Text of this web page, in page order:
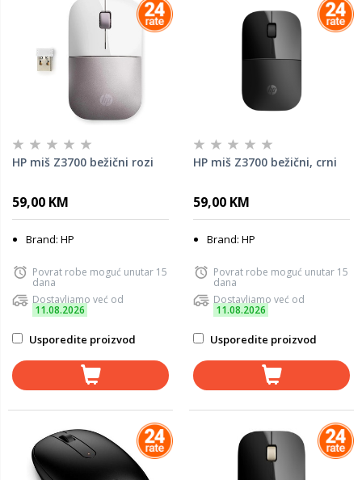
HP miš Z3700 bežični rozi
59,00 KM
Brand: HP
Povrat robe moguć unutar 15
dana
Dostavljamo već od
11.08.2026
Usporedite proizvod
HP miš Z3700 bežični, crni
59,00 KM
Brand: HP
Povrat robe moguć unutar 15
dana
Dostavljamo već od
11.08.2026
Usporedite proizvod